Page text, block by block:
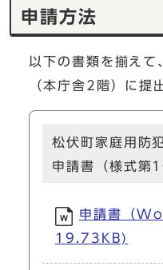
申請方法
以下の書類を揃えて
（本庁舎2階）に提
松伏町家庭用防
申請書（様式第1
申請書（
19.73KB)